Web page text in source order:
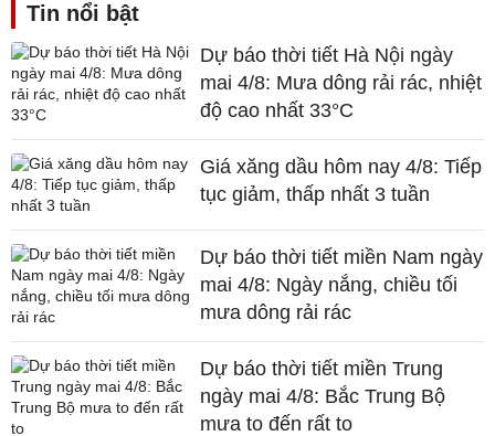
Tin nổi bật
Dự báo thời tiết Hà Nội ngày
mai 4/8: Mưa dông rải rác, nhiệt
độ cao nhất 33°C
Giá xăng dầu hôm nay 4/8: Tiếp
tục giảm, thấp nhất 3 tuần
Dự báo thời tiết miền Nam ngày
mai 4/8: Ngày nắng, chiều tối
mưa dông rải rác
Dự báo thời tiết miền Trung
ngày mai 4/8: Bắc Trung Bộ
mưa to đến rất to